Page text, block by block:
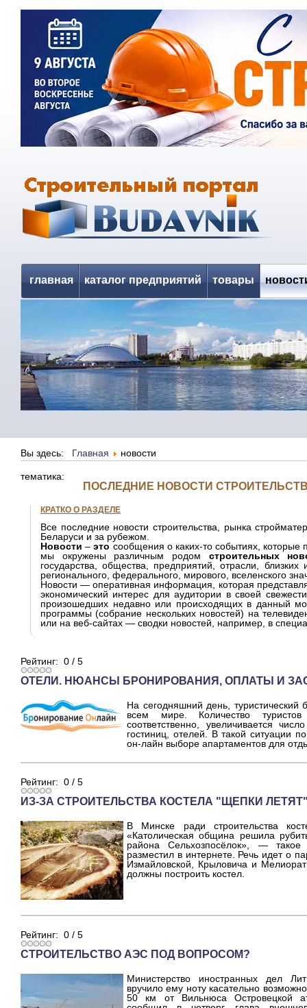
главная каталог предприятий товары
Вы здесь: Главная новости
тематика:
ПОСЛЕДНИЕ НОВОСТИ
КРАТКО О РАЗДЕЛЕ
Все последние новости строительства, рынка
Беларуси и за рубежом.
Новости –это сообщения о каких-то событиях, которые
мы окружены различным родом строительных
государства, общества, предприятий, отрасли,
регионального, федерального, мирового, вселенского
Новости — оперативная информация, которая
экономический интерес для аудитории в своей
произошедших недавно или происходящих в данный
программы (собрание нескольких новостей) на
или на веб-сайтах — сводки новостей, например, в
Рейтинг: 0 / 5
ОТЕЛИ. НЮАНСЫ БРОНИРОВАНИЯ, ОПЛАТЫ И
На сегодняшний день, туристический
всем мире. Количество
соответственно, увеличивается
гостиниц, отелей. В такой ситуации
он-лайн выборе апартаментов для
Рейтинг: 0 / 5
ИЗ-ЗА СТРОИТЕЛЬСТВА КОСТЕЛА "ЩЕПКИ
В Минске ради строительства
«Католическая община решила
района Сельхозпосёлок», —
разместил в интернете. Речь идет о
Измайловской, Крыловича и
должны построить костел.
Рейтинг: 0 / 5
СТРОИТЕЛЬСТВО АЭС ПОД ВОПРОСОМ?
Министерство иностранных дел
вручило ему ноту касательно
50 км от Вильнюса Островецкой